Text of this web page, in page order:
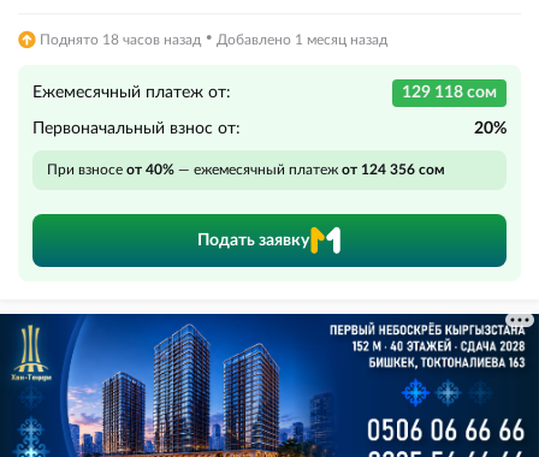
Поднято 18 часов назад · Добавлено 1 месяц назад
Ежемесячный платеж от: 129 118 сом
Первоначальный взнос от: 20%
При взносе от 40% — ежемесячный платеж от 124 356 сом
Подать заявку